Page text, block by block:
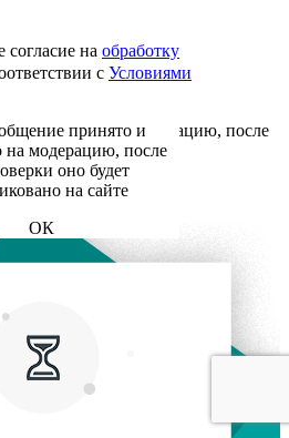
согласие на обработку
с Условиями
отправлено на модерацию, после
на сайте
принято и
на модерацию, после
оно будет
на сайте
ОК